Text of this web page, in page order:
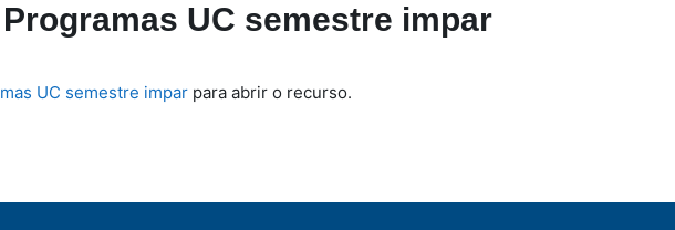
Programas UC semestre impar
UC semestre impar para abrir o recurso.